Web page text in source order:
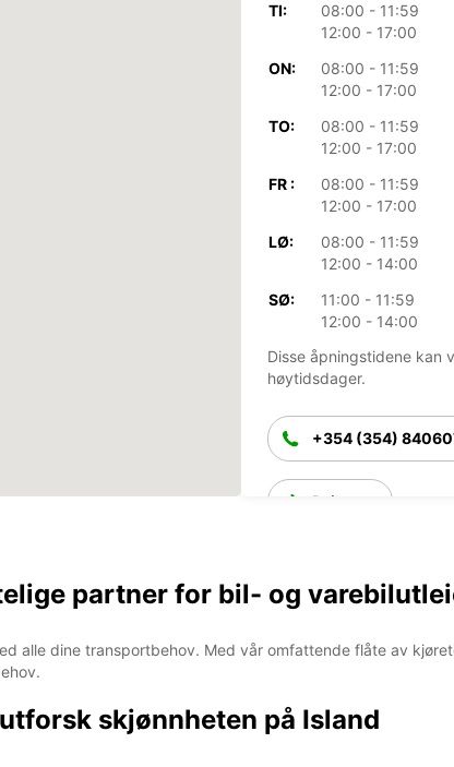
TI:
08:00 - 11:59
12:00 - 17:00
ON:
08:00 - 11:59
12:00 - 17:00
TO:
08:00 - 11:59
12:00 - 17:00
FR :
08:00 - 11:59
12:00 - 17:00
LØ:
08:00 - 11:59
12:00 - 14:00
SØ:
11:00 - 11:59
12:00 - 14:00
Disse åpningstidene kan
høytidsdager.
+354 (354)
Reiserute
partner for bil- og
alle dine transportbehov. Med vår omfattende flåte av
skjønnheten på Island